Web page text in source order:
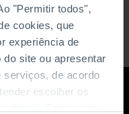
"Permitir todos",
cookies, que
experiência de
do site ou apresentar
serviços, de acordo
escolher os